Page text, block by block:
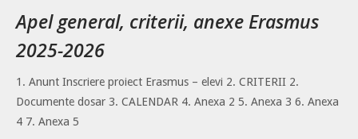
Apel general, criterii, anexe Erasmus
2025-2026
1. Anunt Inscriere proiect Erasmus – elevi 2. CRITERII 2.
Documente dosar 3. CALENDAR 4. Anexa 2 5. Anexa 3 6. Anexa
4 7. Anexa 5